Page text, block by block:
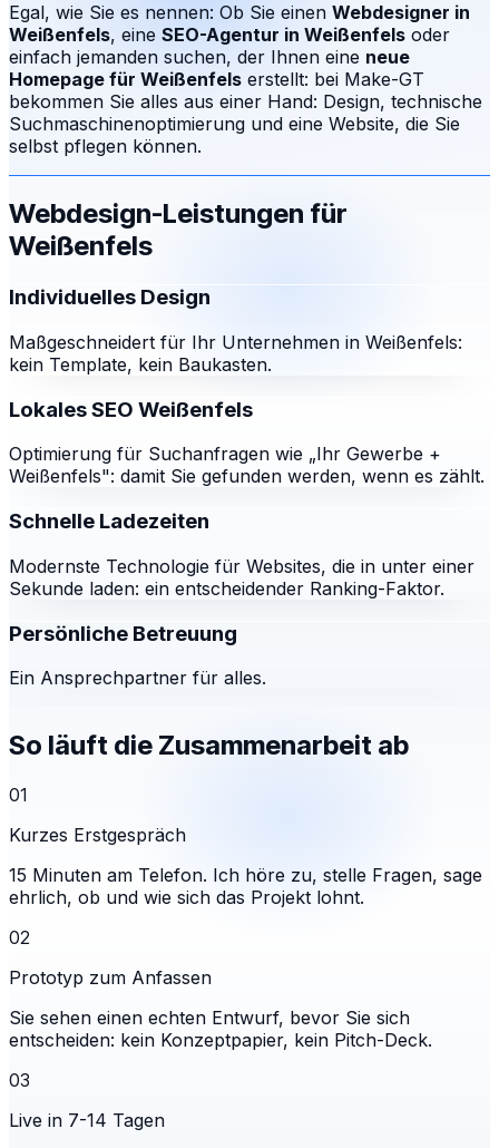
Egal, wie Sie es nennen: Ob Sie einen Webdesigner in
Weißenfels, eine SEO-Agentur in Weißenfels oder
einfach jemanden suchen, der Ihnen eine neue
Homepage für Weißenfels erstellt: bei Make-GT
bekommen Sie alles aus einer Hand: Design, technische
Suchmaschinenoptimierung und eine Website, die Sie
selbst pflegen können.
Webdesign-Leistungen für
Weißenfels
Individuelles Design
Maßgeschneidert für Ihr Unternehmen in Weißenfels:
kein Template, kein Baukasten.
Lokales SEO Weißenfels
Optimierung für Suchanfragen wie „Ihr Gewerbe +
Weißenfels": damit Sie gefunden werden, wenn es zählt.
Schnelle Ladezeiten
Modernste Technologie für Websites, die in unter einer
Sekunde laden: ein entscheidender Ranking-Faktor.
Persönliche Betreuung
Ein Ansprechpartner für alles.
So läuft die Zusammenarbeit ab
01
Kurzes Erstgespräch
15 Minuten am Telefon. Ich höre zu, stelle Fragen, sage
ehrlich, ob und wie sich das Projekt lohnt.
02
Prototyp zum Anfassen
Sie sehen einen echten Entwurf, bevor Sie sich
entscheiden: kein Konzeptpapier, kein Pitch-Deck.
03
Live in 7-14 Tagen